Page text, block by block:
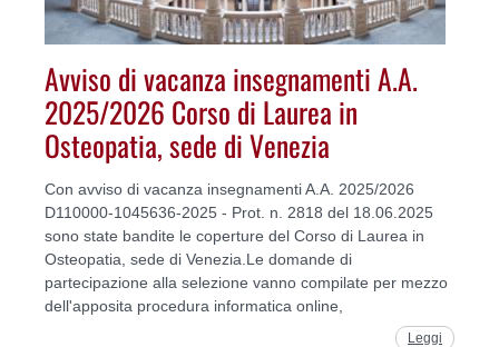
Avviso di vacanza insegnamenti A.A.
2025/2026 Corso di Laurea in
Osteopatia, sede di Venezia
Con avviso di vacanza insegnamenti A.A. 2025/2026
D110000-1045636-2025 - Prot. n. 2818 del 18.06.2025
sono state bandite le coperture del Corso di Laurea in
Osteopatia, sede di Venezia.Le domande di
partecipazione alla selezione vanno compilate per mezzo
dell'apposita procedura informatica online,
Leggi